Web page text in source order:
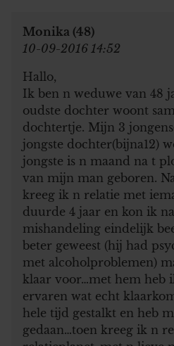
Monika (48)
10-09-2016 14:52
Hallo,
Ik ben n weduwe van 48
oudste dochter woont
dochtertje. Mijn 3
jongste dochter(bijna12)
jongste is n maand na t
van mijn man geboren.
kreeg ik n relatie met
duurde 4 jaar en kon ik
mishandeling eindelijk
beter geweest (hij had
met alcoholproblemen)
klaar voor…met hem heb
ervaren wat echt
hele tijd gestalkt en heb
gedaan…toen kreeg ik n